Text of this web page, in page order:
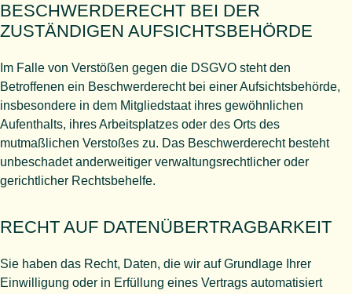
BESCHWERDE­RECHT BEI DER
ZUSTÄNDIGEN AUFSICHTS­BEHÖRDE
Im Falle von Verstößen gegen die DSGVO steht den
Betroffenen ein Beschwerderecht bei einer Aufsichtsbehörde,
insbesondere in dem Mitgliedstaat ihres gewöhnlichen
Aufenthalts, ihres Arbeitsplatzes oder des Orts des
mutmaßlichen Verstoßes zu. Das Beschwerderecht besteht
unbeschadet anderweitiger verwaltungsrechtlicher oder
gerichtlicher Rechtsbehelfe.
RECHT AUF DATEN­ÜBERTRAG­BARKEIT
Sie haben das Recht, Daten, die wir auf Grundlage Ihrer
Einwilligung oder in Erfüllung eines Vertrags automatisiert